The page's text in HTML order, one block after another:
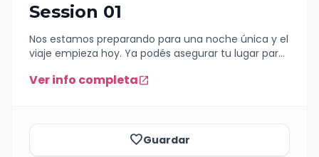
Session 01
Nos estamos preparando para una noche única y el
viaje empieza hoy. Ya podés asegurar tu lugar para
ingresos. ​🎟️ Valor Segunda Preventa: $10.000 📍
Ver info completaopen_in_new
favorite_borderGuardar